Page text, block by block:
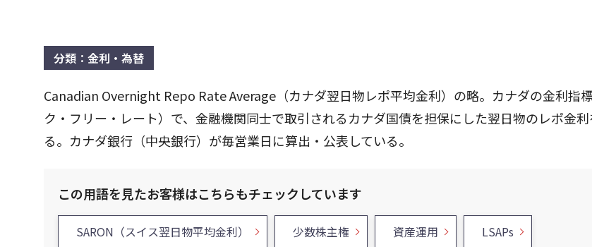
分類：金利・為替
Canadian Overnight Repo Rate Average（カナダ翌日物レポ平均金利）の略。カナダの金利指
ク・フリー・レート）で、金融機関同士で取引されるカナダ国債を担保にした翌日物のレポ金
る。カナダ銀行（中央銀行）が毎営業日に算出・公表している。
この用語を見たお客様はこちらもチェックしています
SARON（スイス翌日物平均金利） 少数株主権 資産運用 LSAPs